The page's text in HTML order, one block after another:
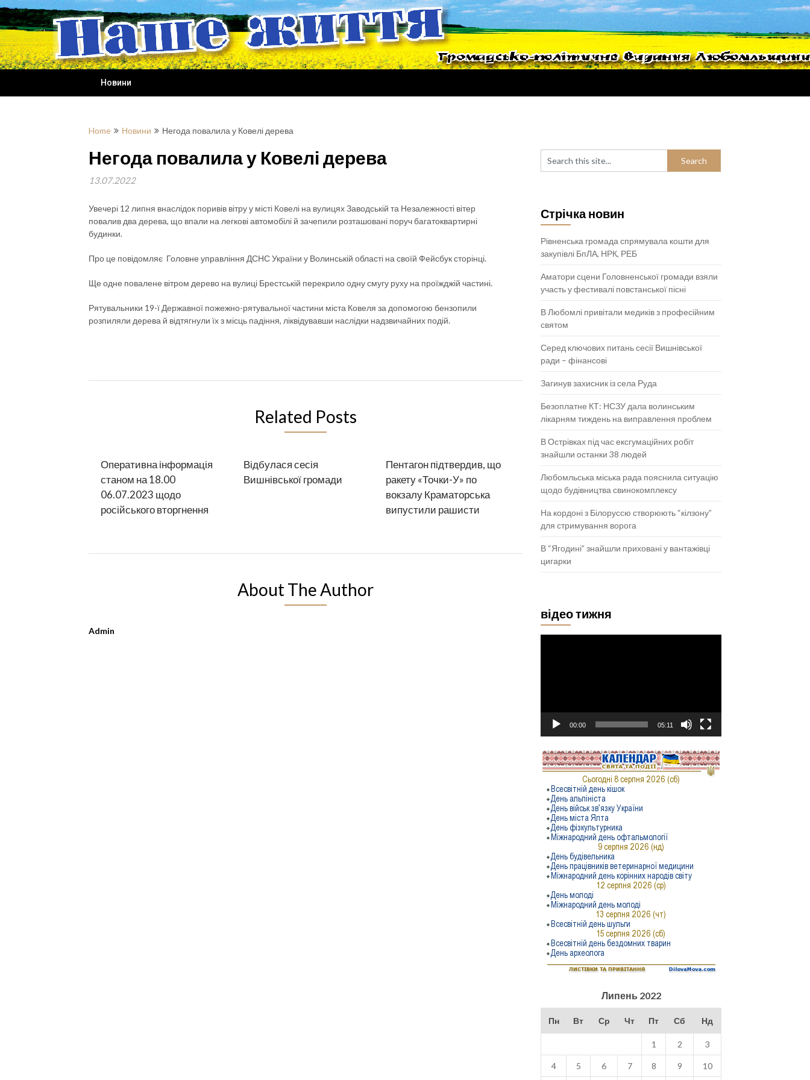
Skip
to
content
Новини
Home Новини Негода повалила у Ковелі дерева
Негода повалила у Ковелі дерева
13.07.2022
Увечері 12 липня внаслідок поривів вітру у місті Ковелі на вулицях Заводській та Незалежності вітер
повалив два дерева, що впали на легкові автомобілі й зачепили розташовані поруч багатоквартирні
будинки.
Про це повідомляє Головне управління ДСНС України у Волинській області на своїй Фейсбук сторінці.
Ще одне повалене вітром дерево на вулиці Брестській перекрило одну смугу руху на проїжджій частині.
Рятувальники 19-ї Державної пожежно-рятувальної частини міста Ковеля за допомогою бензопили
розпиляли дерева й відтягнули їх з місць падіння, ліквідувавши наслідки надзвичайних подій.
Related Posts
Оперативна інформація
станом на 18.00
06.07.2023 щодо
російського вторгнення
Відбулася сесія
Вишнівської громади
Пентагон підтвердив, що
ракету «Точки-У» по
вокзалу Краматорська
випустили рашисти
About The Author
Admin
Стрічка новин
Рівненська громада спрямувала кошти для
закупівлі БпЛА, НРК, РЕБ
Аматори сцени Головненської громади взяли
участь у фестивалі повстанської пісні
В Любомлі привітали медиків з професійним
святом
Серед ключових питань сесії Вишнівської
ради – фінансові
Загинув захисник із села Руда
Безоплатне КТ: НСЗУ дала волинським
лікарням тиждень на виправлення проблем
В Острівках під час ексгумаційних робіт
знайшли останки 38 людей
Любомльська міська рада пояснила ситуацію
щодо будівництва свинокомплексу
На кордоні з Білоруссю створюють “кілзону”
для стримування ворога
В “Ягодині” знайшли приховані у вантажівці
цигарки
відео тижня
00:00 05:11
Липень 2022
Пн Вт Ср Чт Пт Сб Нд
1 2 3
4 5 6 7 8 9 10